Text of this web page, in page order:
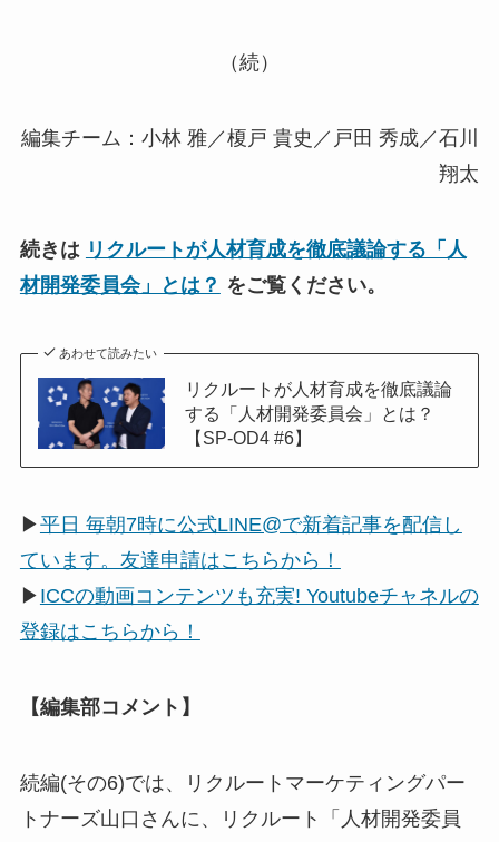
（続）
編集チーム：小林 雅／榎戸 貴史／戸田 秀成／石川
翔太
続きは リクルートが人材育成を徹底議論する「人
材開発委員会」とは？ をご覧ください。
あわせて読みたい
リクルートが人材育成を徹底議論
する「人材開発委員会」とは？
【SP-OD4 #6】
▶平日 毎朝7時に公式LINE@で新着記事を配信し
ています。友達申請はこちらから！
▶ ICCの動画コンテンツも充実! Youtubeチャネルの
登録はこちらから！
【編集部コメント】
続編(その6)では、リクルートマーケティングパー
トナーズ山口さんに、リクルート「人材開発委員